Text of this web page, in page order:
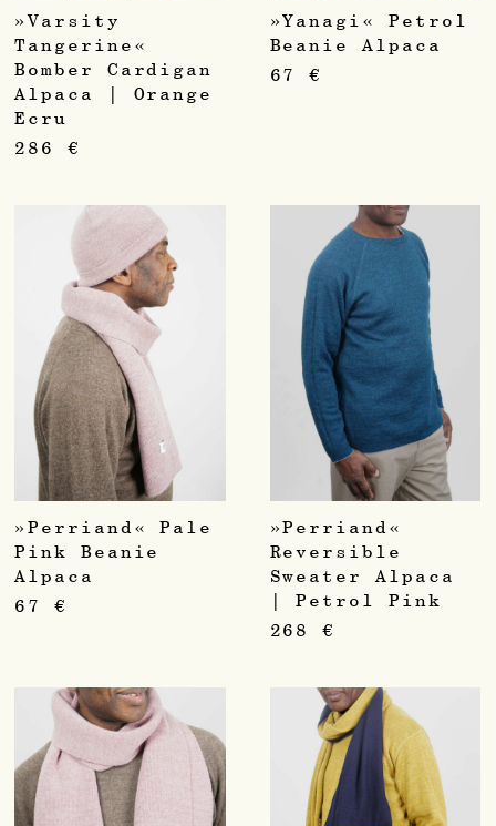
»Varsity
Tangerine«
Bomber Cardigan
Alpaca | Orange
Ecru
286 €
»Yanagi« Petrol
Beanie Alpaca
67€
»Perriand« Pale
Pink Beanie
Alpaca
67 €
»Perriand«
Reversible
Sweater Alpaca
| Petrol Pink
268€